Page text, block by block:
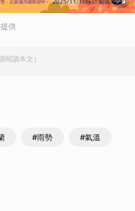
供
閱讀本文）
#雨勢 #氣溫